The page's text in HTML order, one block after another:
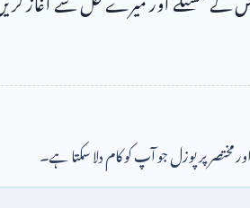
مختصر پرپوزل جو آپ کو کام دلا سکتا ہے۔